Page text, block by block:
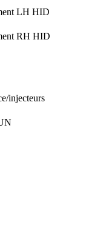
LH HID
RH HID
injecteurs